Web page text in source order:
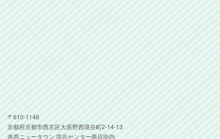
〒610-1146
京都府京都市西京区大原野西境谷町2-14-13
洛西ニュータウン 境谷センター商店街内